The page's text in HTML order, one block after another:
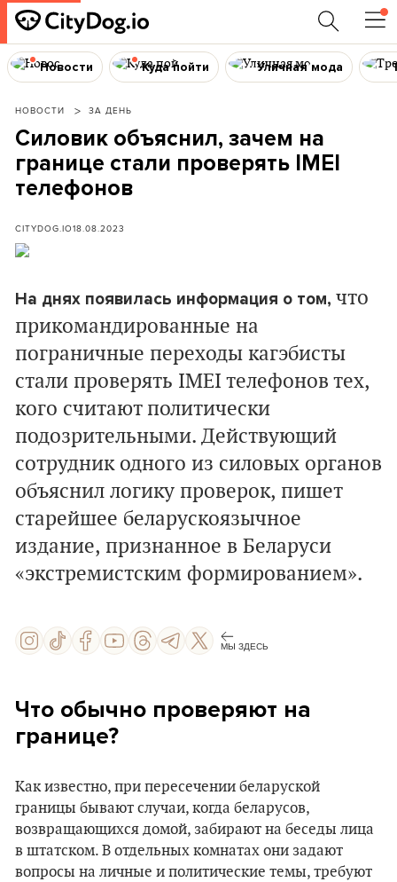
Новости Куда пойти Уличная мода
НОВОСТИ ЗА ДЕНЬ
Силовик объяснил, зачем на
границе стали проверять ІМЕІ
телефонов
CITYDOG.IO18.08.2023
На днях появилась информация о том, что
прикомандированные на
пограничные переходы кагэбисты
стали проверять ІМЕІ телефонов тех,
кого считают политически
подозрительными. Действующий
сотрудник одного из силовых органов
объяснил логику проверок, пишет
старейшее беларускоязычное
издание, признанное в Беларуси
«экстремистским формированием».
МЫ ЗДЕСЬ
Что обычно проверяют на
границе?
Как известно, при пересечении беларуской
границы бывают случаи, когда беларусов,
возвращающихся домой, забирают на беседы лица
в штатском. В отдельных комнатах они задают
вопросы на личные и политические темы, требуют